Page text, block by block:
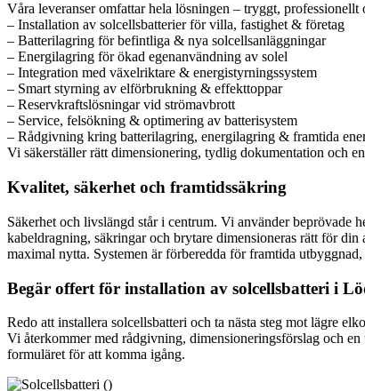
Våra leveranser omfattar hela lösningen – tryggt, professionellt
– Installation av solcellsbatterier för villa, fastighet & företag
– Batterilagring för befintliga & nya solcellsanläggningar
– Energilagring för ökad egenanvändning av solel
– Integration med växelriktare & energistyrningssystem
– Smart styrning av elförbrukning & effekttoppar
– Reservkraftslösningar vid strömavbrott
– Service, felsökning & optimering av batterisystem
– Rådgivning kring batterilagring, energilagring & framtida
Vi säkerställer rätt dimensionering, tydlig dokumentation och
Kvalitet, säkerhet och framtidssäkring
Säkerhet och livslängd står i centrum. Vi använder
kabeldragning, säkringar och brytare dimensioneras rätt för
maximal nytta. Systemen är förberedda för framtida
Begär offert för installation av solcellsbatteri i
Redo att installera solcellsbatteri och ta nästa steg mot lägre
Vi återkommer med rådgivning, dimensioneringsförslag och
formuläret för att komma igång.